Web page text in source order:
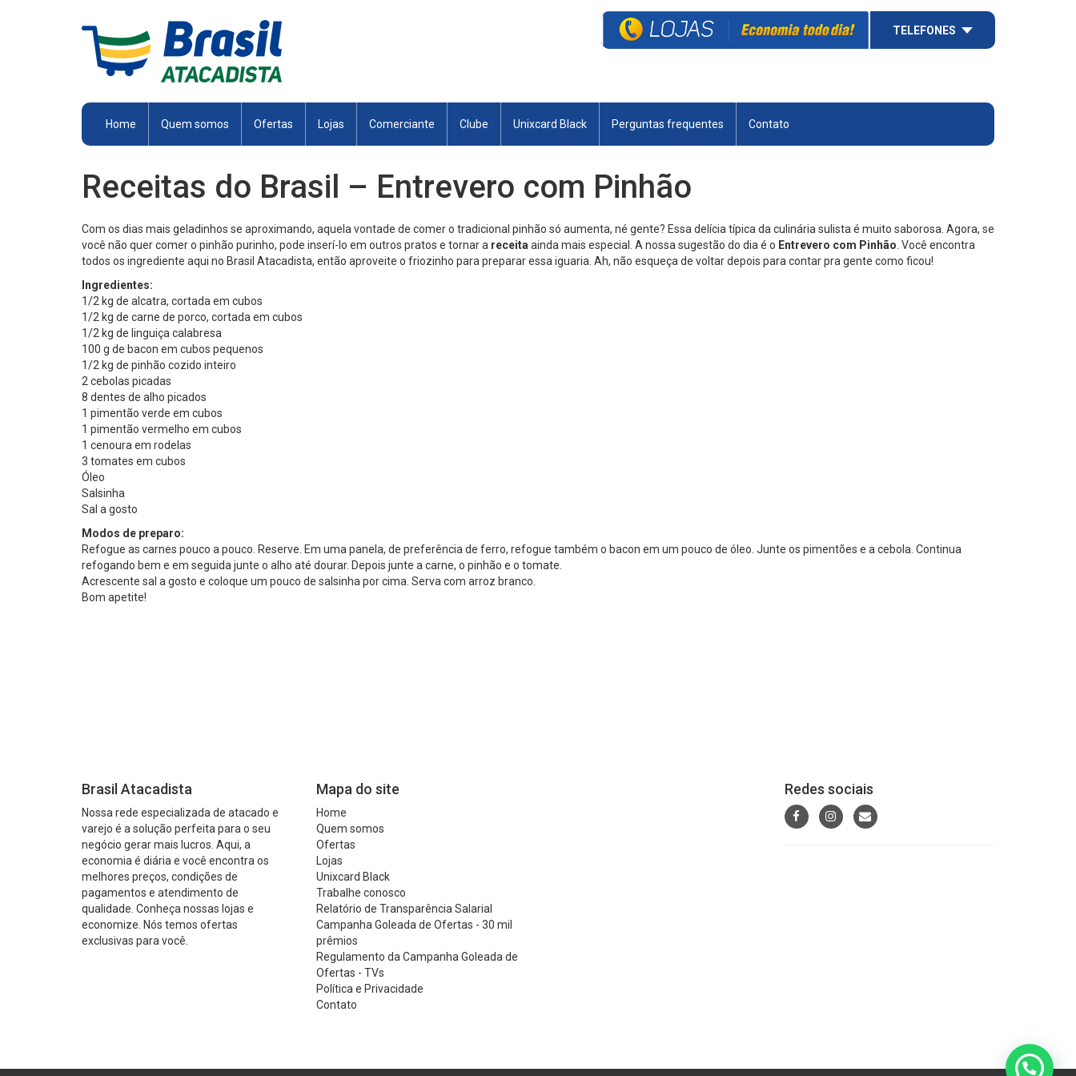
TELEFONES
Brasil
Home Quem somos Ofertas Lojas Comerciante Clube Unixcard Black Perguntas frequentes Contato
Receitas do Brasil – Entrevero com Pinhão
Com os dias mais geladinhos se aproximando, aquela vontade de comer o tradicional pinhão só aumenta, né gente? Essa delícia típica da culinária sulista é muito saborosa. Agora, se
você não quer comer o pinhão purinho, pode inserí-lo em outros pratos e tornar a receita ainda mais especial. A nossa sugestão do dia é o Entrevero com Pinhão . Você encontra
todos os ingrediente aqui no Brasil Atacadista, então aproveite o friozinho para preparar essa iguaria. Ah, não esqueça de voltar depois para contar pra gente como ficou!
Ingredientes:
1/2 kg de alcatra, cortada em cubos
1/2 kg de carne de porco, cortada em cubos
1/2 kg de linguiça calabresa
100 g de bacon em cubos pequenos
1/2 kg de pinhão cozido inteiro
2 cebolas picadas
8 dentes de alho picados
1 pimentão verde em cubos
1 pimentão vermelho em cubos
1 cenoura em rodelas
3 tomates em cubos
Óleo
Salsinha
Sal a gosto
Modos de preparo:
Refogue as carnes pouco a pouco. Reserve. Em uma panela, de preferência de ferro, refogue também o bacon em um pouco de óleo. Junte os pimentões e a cebola. Continua
refogando bem e em seguida junte o alho até dourar. Depois junte a carne, o pinhão e o tomate.
Acrescente sal a gosto e coloque um pouco de salsinha por cima. Serva com arroz branco.
Bom apetite!
Brasil Atacadista
Nossa rede especializada de atacado e
varejo é a solução perfeita para o seu
negócio gerar mais lucros. Aqui, a
economia é diária e você encontra os
melhores preços, condições de
pagamentos e atendimento de
qualidade. Conheça nossas lojas e
economize. Nós temos ofertas
exclusivas para você.
Mapa do site
Home
Quem somos
Ofertas
Lojas
Unixcard Black
Trabalhe conosco
Relatório de Transparência Salarial
Campanha Goleada de Ofertas - 30 mil
prêmios
Regulamento da Campanha Goleada de
Ofertas - TVs
Política e Privacidade
Contato
Redes sociais